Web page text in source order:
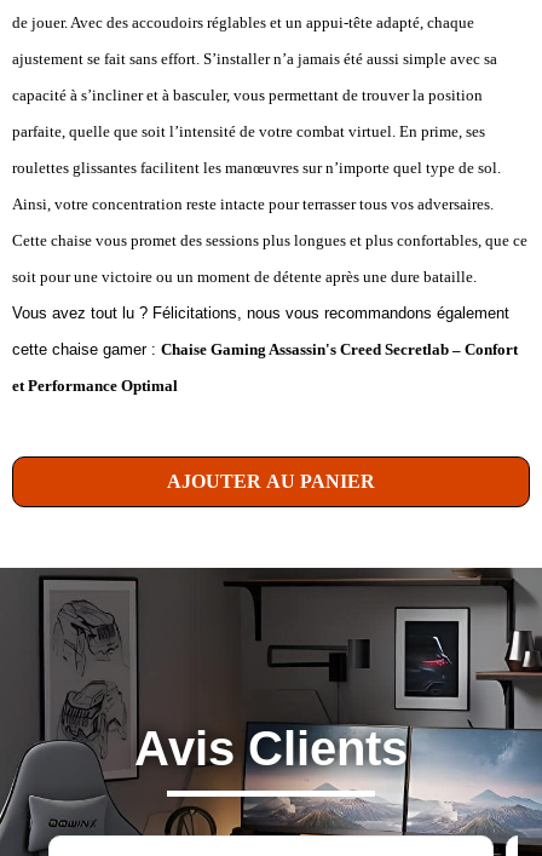
de jouer. Avec des accoudoirs réglables et un appui-tête adapté, chaque
ajustement se fait sans effort. S’installer n’a jamais été aussi simple avec sa
capacité à s’incliner et à basculer, vous permettant de trouver la position
parfaite, quelle que soit l’intensité de votre combat virtuel. En prime, ses
roulettes glissantes facilitent les manœuvres sur n’importe quel type de sol.
Ainsi, votre concentration reste intacte pour terrasser tous vos adversaires.
Cette chaise vous promet des sessions plus longues et plus confortables, que ce
soit pour une victoire ou un moment de détente après une dure bataille.
Vous avez tout lu ? Félicitations, nous vous recommandons également
cette chaise gamer : Chaise Gaming Assassin's Creed Secretlab – Confort
et Performance Optimal
AJOUTER AU PANIER
Avis Clients